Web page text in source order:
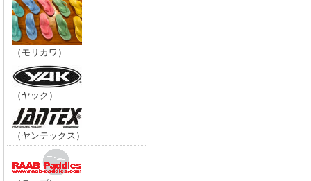
（モリカワ）
（ヤック）
（ヤンテックス）